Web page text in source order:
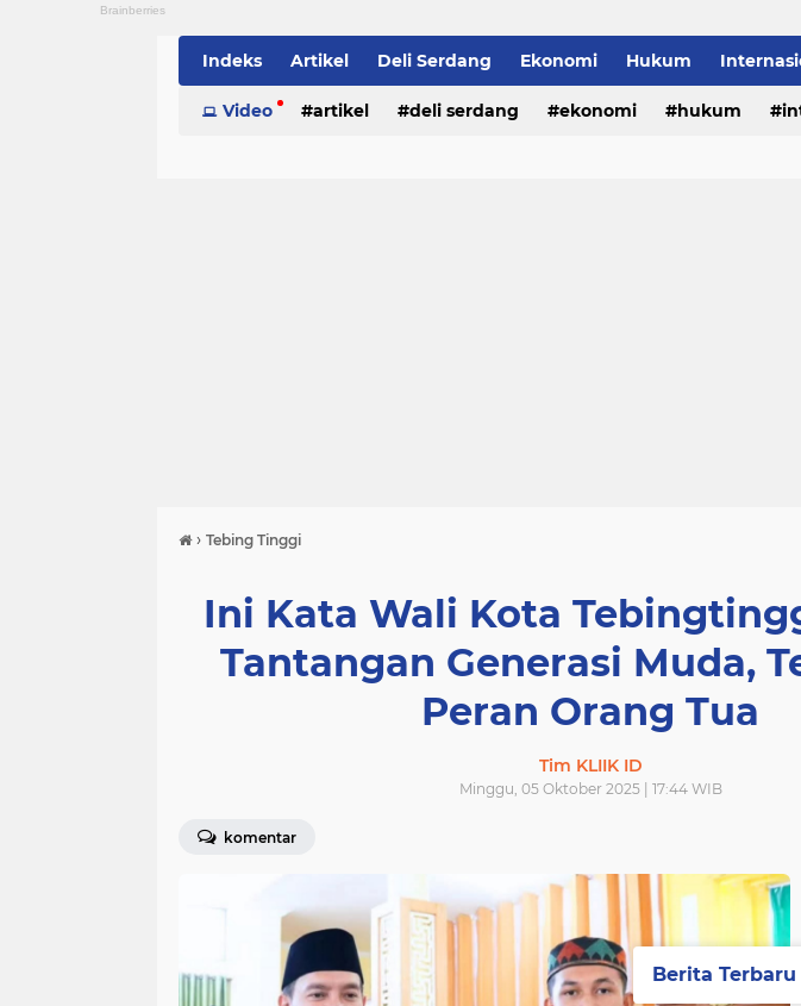
Indeks Artikel Deli Serdang Ekonomi Hukum
Simalungun Sumatera Utara Tebing Tinggi
Video artikel deli serdang ekonomi hukum
› Tebing Tinggi
Ini Kata Wali Kota
Tantangan Generasi Muda,
Peran Orang Tua
Tim KLIIK ID
Minggu, 05 Oktober 2025 | 17:44 WIB
komentar
Berita Terbaru